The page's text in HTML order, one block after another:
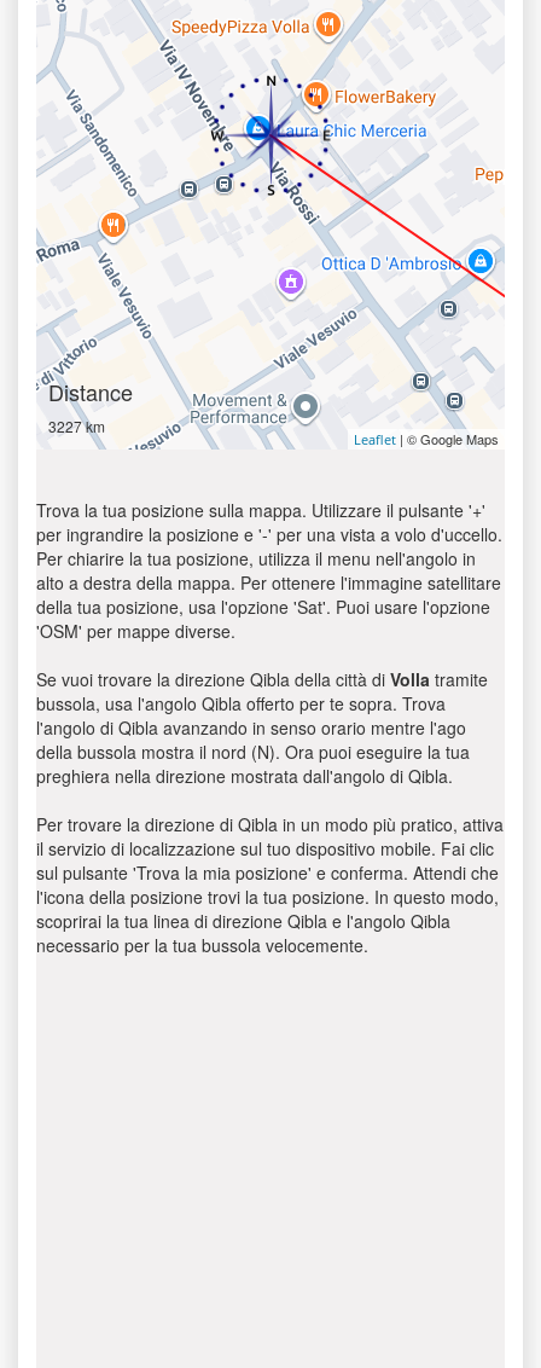
Distance
3227 km
Leaflet | © Google Maps
Trova la tua posizione sulla mappa. Utilizzare il pulsante '+'
per ingrandire la posizione e '-' per una vista a volo d'uccello.
Per chiarire la tua posizione, utilizza il menu nell'angolo in
alto a destra della mappa. Per ottenere l'immagine satellitare
della tua posizione, usa l'opzione 'Sat'. Puoi usare l'opzione
'OSM' per mappe diverse.
Se vuoi trovare la direzione Qibla della città di Volla tramite
bussola, usa l'angolo Qibla offerto per te sopra. Trova
l'angolo di Qibla avanzando in senso orario mentre l'ago
della bussola mostra il nord (N). Ora puoi eseguire la tua
preghiera nella direzione mostrata dall'angolo di Qibla.
Per trovare la direzione di Qibla in un modo più pratico, attiva
il servizio di localizzazione sul tuo dispositivo mobile. Fai clic
sul pulsante 'Trova la mia posizione' e conferma. Attendi che
l'icona della posizione trovi la tua posizione. In questo modo,
scoprirai la tua linea di direzione Qibla e l'angolo Qibla
necessario per la tua bussola velocemente.